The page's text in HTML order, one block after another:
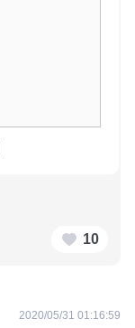
10
2020/05/31 01:16:59